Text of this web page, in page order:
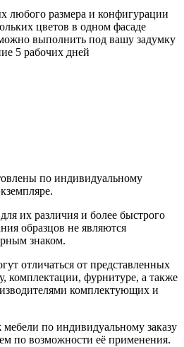
любого размера и конфигурации
цветов в одном фасаде
выполнить под вашу задумку
5 рабочих дней
по индивидуальному
их различия и более быстрого
образцов не являются
знаком.
отличаться от представленных
комплектации, фурнитуре, а также
комплектующих и
по индивидуальному заказу
по возможности её применения.